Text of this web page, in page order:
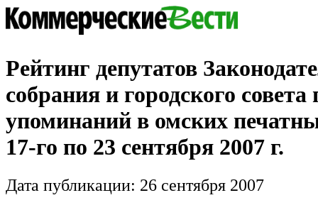
Рейтинг депутатов
собрания и городского совета
упоминаний в омских
17-го по 23 сентября 2007 г.
Дата публикации: 26 сентября 2007